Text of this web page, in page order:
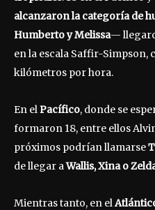
alcanzaron la categoría de
Humberto y Melissa—
en la escala Saffir-Simpson,
kilómetros por hora.
En elPacífico, donde se
formaron 18, entre ellos
próximos podrían llamarse
de llegar aWallis, Xina o
Mientras tanto, en el